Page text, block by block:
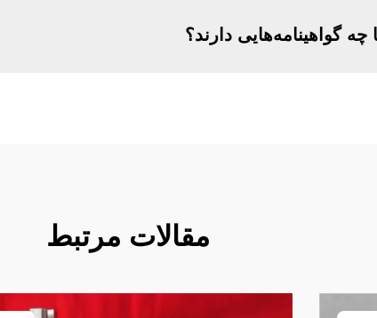
گواهینامه‌هایی دارند؟
مقالات مرتبط